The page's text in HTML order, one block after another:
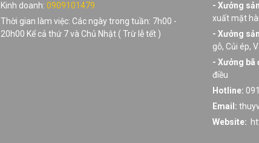
Kinh doanh: 0909101479
Thời gian làm việc: Các ngày trong tuần: 7h00 -
20h00 Kể cả thứ 7 và Chủ Nhật ( Trừ lễ tết )
- Xưởng
xuất mặt
- Xưởng
gỗ, Củi ép,
- Xưởng bã
điều
Hotline:
Email:
Website: